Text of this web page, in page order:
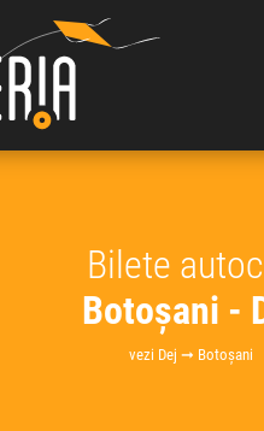
Bilete
Botoșani -
vezi Dej ➞ Botoșani